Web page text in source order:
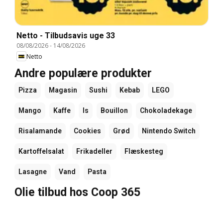
Netto - Tilbudsavis uge 33
08/08/2026- 14/08/2026
Netto
Andre populære produkter
Pizza Magasin Sushi Kebab LEGO
Mango Kaffe Is Bouillon Chokoladekage
Risalamande Cookies Grød Nintendo Switch
Kartoffelsalat Frikadeller Flæskesteg
Lasagne Vand Pasta
Olie tilbud hos Coop 365